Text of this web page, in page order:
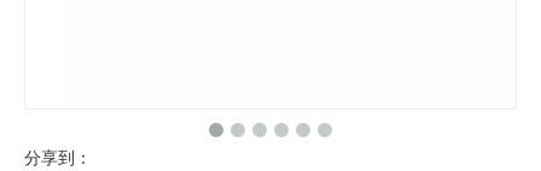
分享到：